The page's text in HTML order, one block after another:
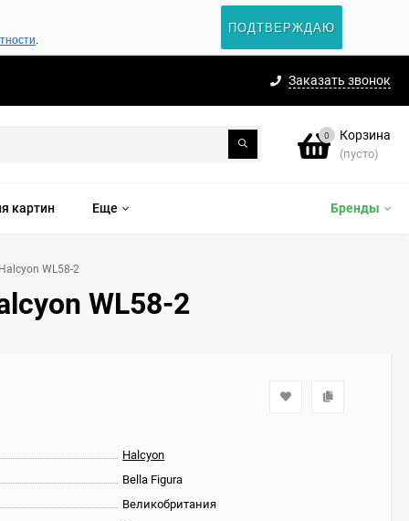
ПОДТВЕРЖДАЮ
Заказать звонок
0 Корзина
(пусто)
Бренды
картин Еще
WL58-2
WL58-2
Halcyon
Bella Figura
Великобритания